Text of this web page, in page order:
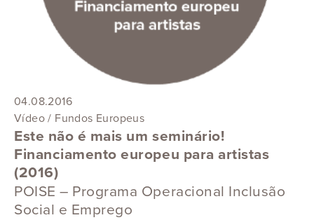
04.08.2016
Vídeo / Fundos Europeus
Este não é mais um seminário!
Financiamento europeu para artistas
(2016)
POISE – Programa Operacional Inclusão
Social e Emprego